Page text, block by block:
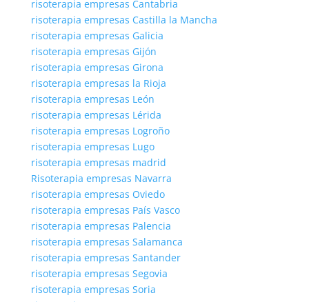
risoterapia empresas Cantabria
risoterapia empresas Castilla la Mancha
risoterapia empresas Galicia
risoterapia empresas Gijón
risoterapia empresas Girona
risoterapia empresas la Rioja
risoterapia empresas León
risoterapia empresas Lérida
risoterapia empresas Logroño
risoterapia empresas Lugo
risoterapia empresas madrid
Risoterapia empresas Navarra
risoterapia empresas Oviedo
risoterapia empresas País Vasco
risoterapia empresas Palencia
risoterapia empresas Salamanca
risoterapia empresas Santander
risoterapia empresas Segovia
risoterapia empresas Soria